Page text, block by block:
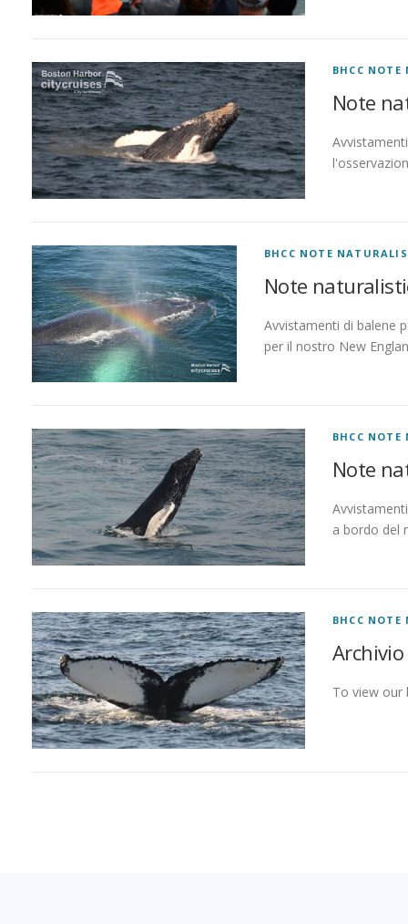
BHCC
Note
BHCC NOTE
Note
Avvistamenti di balene
per il nostro New
BHCC
Note
a bordo del
BHCC
To view our